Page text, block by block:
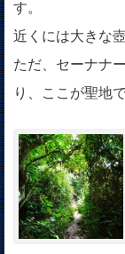
す。
近くには大きな
ただ、セーナナ
り、ここが聖地